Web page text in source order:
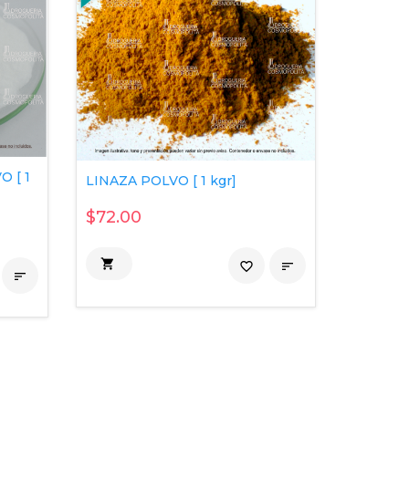
[ 1

LINAZA POLVO [ 1 kgr]
$72.00
 
favorite_border